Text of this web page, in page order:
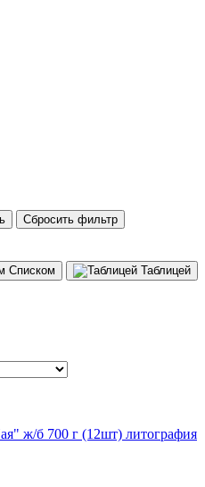
Списком Таблицей